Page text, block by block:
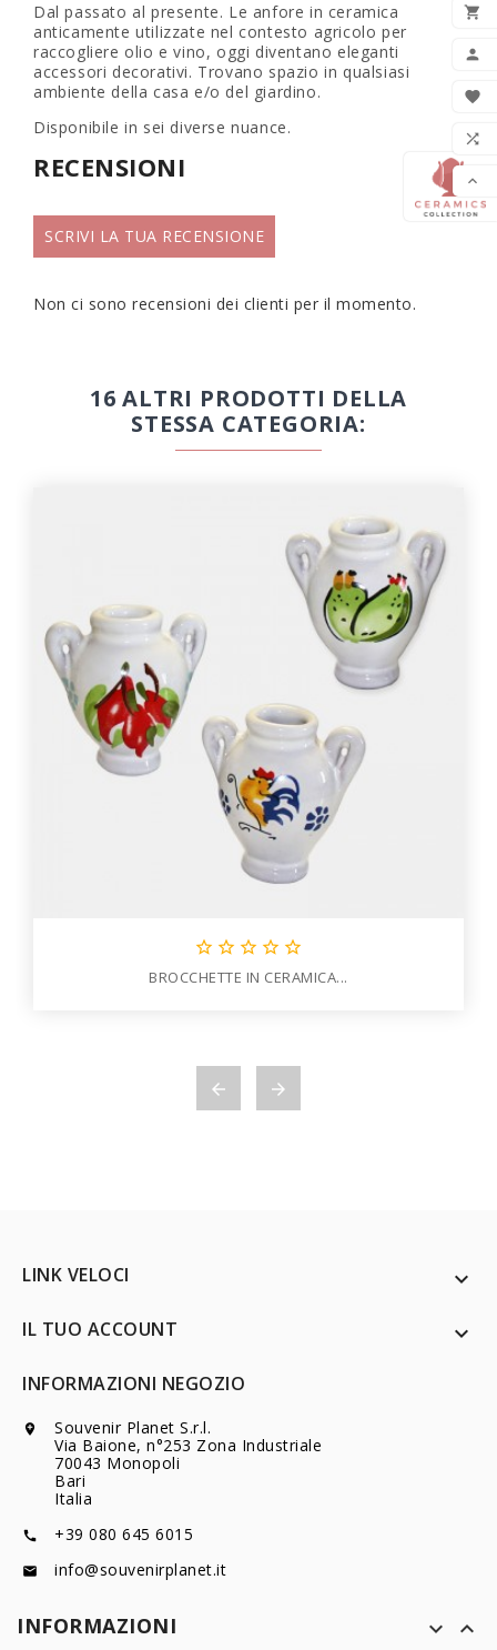





Dal passato al presente. Le anfore in ceramica
anticamente utilizzate nel contesto agricolo per
raccogliere olio e vino, oggi diventano eleganti
accessori decorativi. Trovano spazio in qualsiasi
ambiente della casa e/o del giardino.
Disponibile in sei diverse nuance.
RECENSIONI
SCRIVI LA TUA RECENSIONE
Non ci sono recensioni dei clienti per il momento.
16 ALTRI PRODOTTI DELLA
STESSA CATEGORIA:
    
BROCCHETTE IN CERAMICA...
 
LINK VELOCI 
IL TUO ACCOUNT 
INFORMAZIONI NEGOZIO

Souvenir Planet S.r.l.
Via Baione, n°253 Zona Industriale
70043 Monopoli
Bari
Italia
 +39 080 645 6015
 info@souvenirplanet.it
INFORMAZIONI  